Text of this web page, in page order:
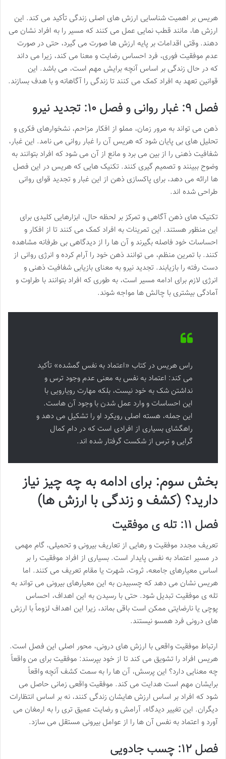
هریس بر اهمیت شناسایی ارزش های اصلی زندگی تأکید می کند. این
ارزش ها، مانند قطب نمایی عمل می کنند که مسیر را به افراد نشان می
دهند. وقتی اقدامات بر پایه ارزش ها صورت می گیرد، حتی در صورت
عدم موفقیت فوری، فرد احساس رضایت و معنا می کند، زیرا می داند
که در حال زندگی بر اساس آنچه برایش مهم است، می باشد. این
قوانین تعهد به افراد کمک می کنند تا زندگی را آگاهانه و با هدف بسازند.
فصل ۹: غبار روانی و فصل ۱۰: تجدید نیرو
ذهن می تواند به مرور زمان، مملو از افکار مزاحم، نشخوارهای فکری و
تحلیل های بی پایان شود که هریس آن را غبار روانی می نامد. این غبار،
شفافیت ذهنی را از بین می برد و مانع از آن می شود که افراد بتوانند به
وضوح ببینند و تصمیم گیری کنند. تکنیک هایی که هریس در این فصل
ها ارائه می دهد، برای پاکسازی ذهن از این غبار و تجدید قوای روانی
طراحی شده اند.
تکنیک های ذهن آگاهی و تمرکز بر لحظه حال، ابزارهایی کلیدی برای
این منظور هستند. این تمرینات به افراد کمک می کنند تا از افکار و
احساسات خود فاصله بگیرند و آن ها را از دیدگاهی بی طرفانه مشاهده
کنند. با تمرین منظم، می توانند ذهن خود را آرام کرده و انرژی روانی از
دست رفته را بازیابند. تجدید نیرو به معنای بازیابی شفافیت ذهنی و
انرژی لازم برای ادامه مسیر است، به طوری که افراد بتوانند با طراوت و
آمادگی بیشتری با چالش ها مواجه شوند.
راس هریس در کتاب «اعتماد به نفس گمشده» تأکید
می کند: اعتماد به نفس به معنی عدم وجود ترس و
نداشتن شک به خود نیست، بلکه مهارت رویارویی با
این احساسات و وارد عمل شدن با وجود آن هاست.
این جمله، هسته اصلی رویکرد او را تشکیل می دهد و
راهگشای بسیاری از افرادی است که در دام کمال
گرایی و ترس از شکست گرفتار شده اند.
بخش سوم: برای ادامه به چه چیز نیاز
دارید؟ (کشف و زندگی با ارزش ها)
فصل ۱۱: تله ی موفقیت
تعریف مجدد موفقیت و رهایی از تعاریف بیرونی و تحمیلی، گام مهمی
در مسیر اعتماد به نفس پایدار است. بسیاری از افراد موفقیت را بر
اساس معیارهای جامعه، ثروت، شهرت یا مقام تعریف می کنند. اما
هریس نشان می دهد که چسبیدن به این معیارهای بیرونی می تواند به
تله ی موفقیت تبدیل شود. حتی با رسیدن به این اهداف، احساس
پوچی یا نارضایتی ممکن است باقی بماند، زیرا این اهداف لزوماً با ارزش
های درونی فرد همسو نیستند.
ارتباط موفقیت واقعی با ارزش های درونی، محور اصلی این فصل است.
هریس افراد را تشویق می کند تا از خود بپرسند: موفقیت برای من واقعاً
چه معنایی دارد؟ این پرسش، آن ها را به سمت کشف آنچه واقعاً
برایشان مهم است هدایت می کند. موفقیت واقعی زمانی حاصل می
شود که افراد بر اساس ارزش هایشان زندگی کنند، نه بر اساس انتظارات
دیگران. این تغییر دیدگاه، آرامش و رضایت عمیق تری را به ارمغان می
آورد و اعتماد به نفس آن ها را از عوامل بیرونی مستقل می سازد.
فصل ۱۲: چسب جادویی